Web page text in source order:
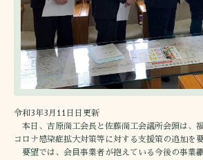
令和3年3月11日日更新
本日、吉原商工会長と佐藤商工会議所会頭は、
コロナ感染症拡大対策等に対する支援策の追加を
要望では、会員事業者が抱えている今後の事業